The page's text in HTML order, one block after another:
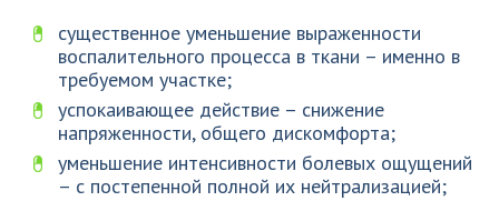
существенное уменьшение выраженности
воспалительного процесса в ткани – именно в
требуемом участке;
успокаивающее действие – снижение
напряженности, общего дискомфорта;
уменьшение интенсивности болевых ощущений
– с постепенной полной их нейтрализацией;